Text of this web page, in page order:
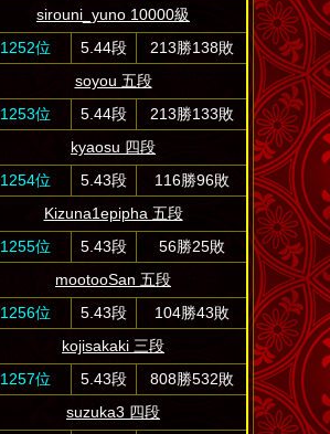
sirouni_yuno 10000級
1252位
5.44段
213勝138敗
soyou 五段
1253位
5.44段
213勝133敗
kyaosu 四段
1254位
5.43段
116勝96敗
Kizuna1epipha 五段
1255位
5.43段
56勝25敗
mootooSan 五段
1256位
5.43段
104勝43敗
kojisakaki 三段
1257位
5.43段
808勝532敗
suzuka3 四段